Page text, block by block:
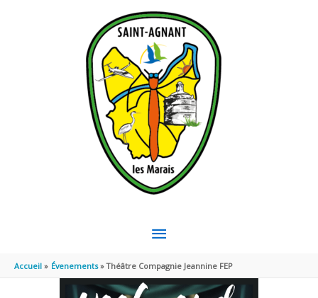
MENU
PRINCIPAL
Accueil Évenements Théâtre Compagnie Jeannine FEP